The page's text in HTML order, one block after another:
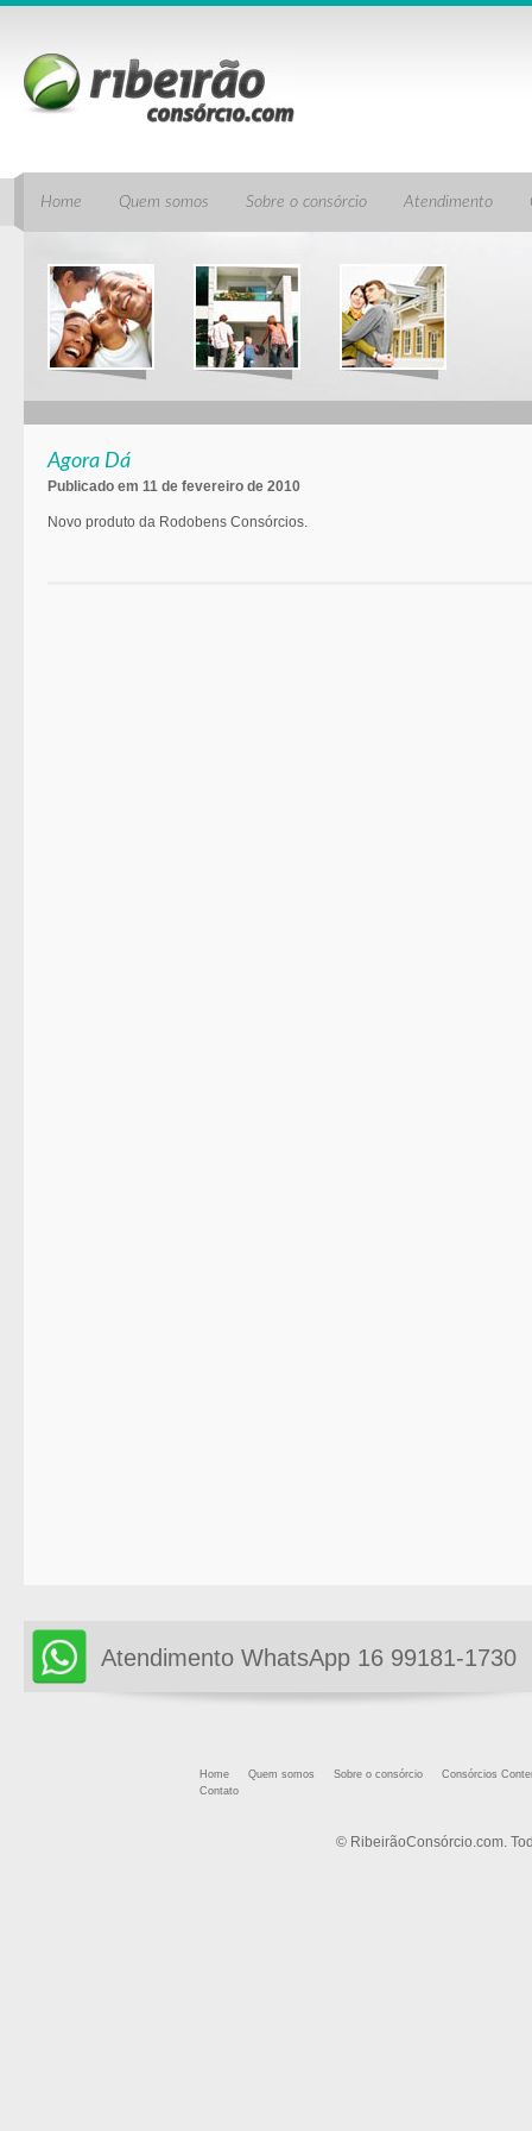
Home Quem somos Sobre o consórcio Atendimento
Agora Dá
Publicado em 11 de fevereiro de 2010
Novo produto da Rodobens Consórcios.
Atendimento WhatsApp 16 99181-1730
Home Quem somos Sobre o consórcio
Consórcios
Contato
© RibeirãoConsórcio.com.